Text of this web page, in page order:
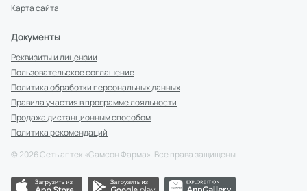
Карта сайта
Документы
Реквизиты и лицензии
Пользовательское соглашение
Политика обработки персональных данных
Правила участия в программе лояльности
Продажа дистанционным способом
Политика рекомендаций
© 2026Сеть аптек «Самсон Фарма». Все права защищены